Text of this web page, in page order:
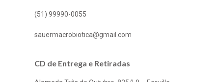
(51) 99990-0055
sauermacrobiotica@gmail.com
CD de Entrega e Retiradas